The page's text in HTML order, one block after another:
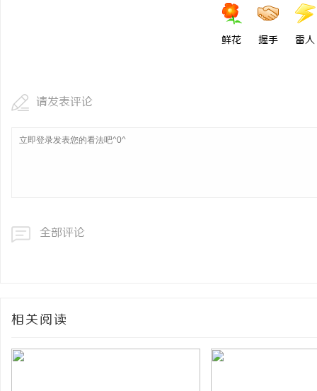
鲜花 握手 雷人
请发表评论
全部评论
相关阅读
游戏行业的“版权保卫
不开版权律师